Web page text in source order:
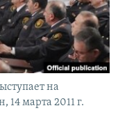
на
марта 2011 г.